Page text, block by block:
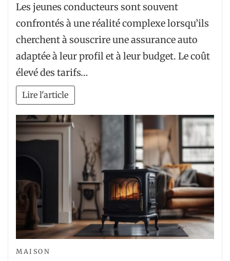
Les jeunes conducteurs sont souvent
confrontés à une réalité complexe lorsqu’ils
cherchent à souscrire une assurance auto
adaptée à leur profil et à leur budget. Le coût
élevé des tarifs…
Lire l'article
MAISON